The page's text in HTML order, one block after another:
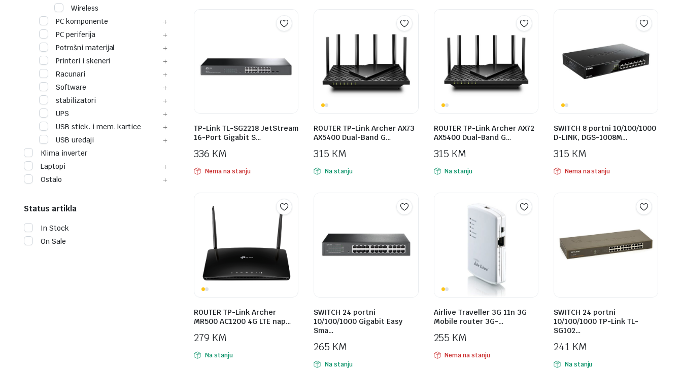
TP-Link TL-SG2218 JetStream
16-Port Gigabit S…
336 KM
Nema na stanju
ROUTER TP-Link Archer AX73
AX5400 Dual-Band G…
315 KM
Na stanju
ROUTER TP-Link Archer AX72
AX5400 Dual-Band G…
315 KM
Na stanju
SWITCH 8 portni 10/100/1000
D-LINK, DGS-1008M…
315 KM
Nema na stanju
ROUTER TP-Link Archer
MR500 AC1200 4G LTE nap…
279 KM
Na stanju
SWITCH 24 portni
10/100/1000 Gigabit Easy
Sma…
265 KM
Na stanju
Airlive Traveller 3G 11n 3G
Mobile router 3G-…
255 KM
Nema na stanju
SWITCH 24 portni
10/100/1000 TP-Link TL-
SG102…
241 KM
Na stanju
Wireless
PC komponente
PC periferija
Potrošni materijal
Printeri i skeneri
Racunari
Software
stabilizatori
UPS
USB stick. i mem. kartice
USB uredaji
Klima inverter
Laptopi
Ostalo
Status artikla
In Stock
On Sale